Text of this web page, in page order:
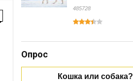
485728
Опрос
Кошка или собака?